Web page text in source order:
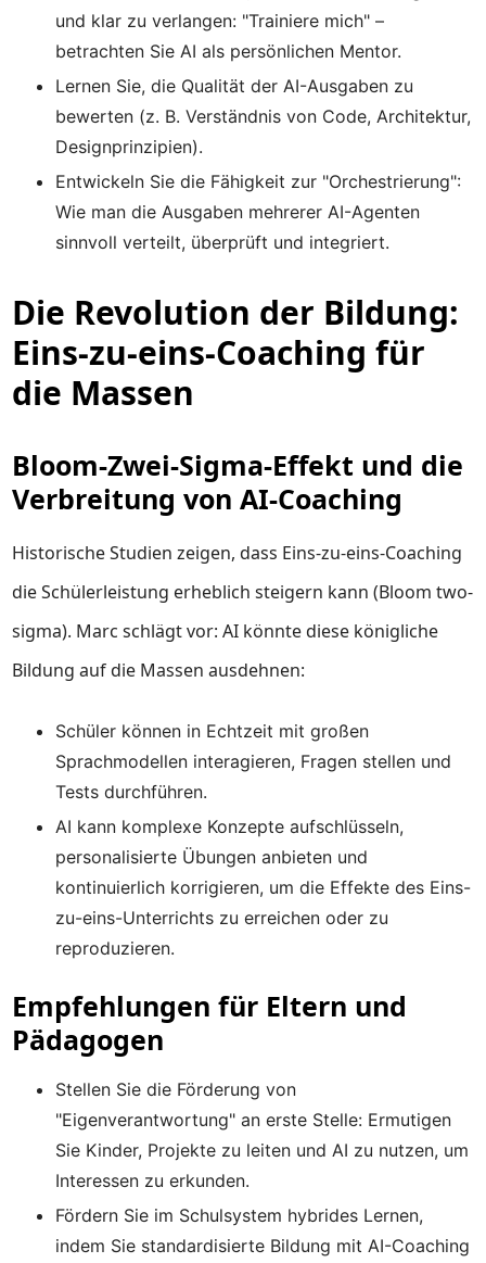
und klar zu verlangen: "Trainiere mich" –
betrachten Sie AI als persönlichen Mentor.
Lernen Sie, die Qualität der AI-Ausgaben zu
bewerten (z. B. Verständnis von Code, Architektur,
Designprinzipien).
Entwickeln Sie die Fähigkeit zur "Orchestrierung":
Wie man die Ausgaben mehrerer AI-Agenten
sinnvoll verteilt, überprüft und integriert.
Die Revolution der Bildung:
Eins-zu-eins-Coaching für
die Massen
Bloom-Zwei-Sigma-Effekt und die
Verbreitung von AI-Coaching
Historische Studien zeigen, dass Eins-zu-eins-Coaching
die Schülerleistung erheblich steigern kann (Bloom two-
sigma). Marc schlägt vor: AI könnte diese königliche
Bildung auf die Massen ausdehnen:
Schüler können in Echtzeit mit großen
Sprachmodellen interagieren, Fragen stellen und
Tests durchführen.
AI kann komplexe Konzepte aufschlüsseln,
personalisierte Übungen anbieten und
kontinuierlich korrigieren, um die Effekte des Eins-
zu-eins-Unterrichts zu erreichen oder zu
reproduzieren.
Empfehlungen für Eltern und
Pädagogen
Stellen Sie die Förderung von
"Eigenverantwortung" an erste Stelle: Ermutigen
Sie Kinder, Projekte zu leiten und AI zu nutzen, um
Interessen zu erkunden.
Fördern Sie im Schulsystem hybrides Lernen,
indem Sie standardisierte Bildung mit AI-Coaching